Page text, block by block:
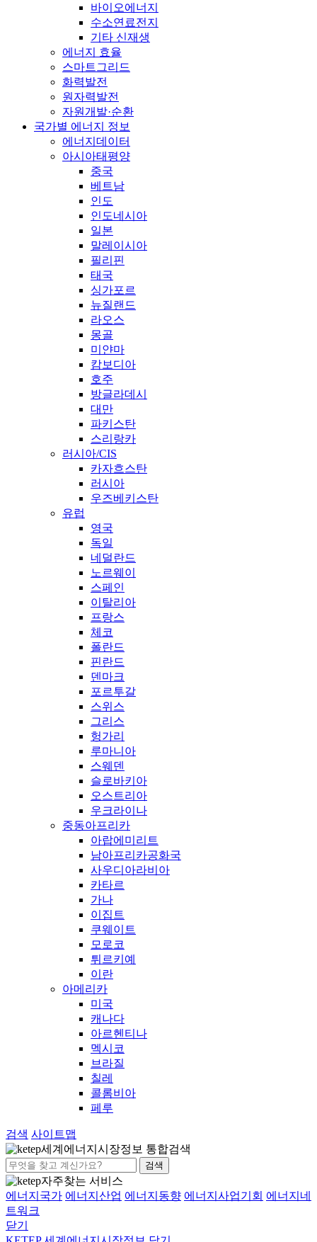
바이오에너지
수소연료전지
기타 신재생
에너지 효율
스마트그리드
화력발전
원자력발전
자원개발·순환
국가별 에너지 정보
에너지데이터
아시아태평양
중국
베트남
인도
인도네시아
일본
말레이시아
필리핀
태국
싱가포르
뉴질랜드
라오스
몽골
미얀마
캄보디아
호주
방글라데시
대만
파키스탄
스리랑카
러시아/CIS
카자흐스탄
러시아
우즈베키스탄
유럽
영국
독일
네덜란드
노르웨이
스페인
이탈리아
프랑스
체코
폴란드
핀란드
덴마크
포르투갈
스위스
그리스
헝가리
루마니아
스웨덴
슬로바키아
오스트리아
우크라이나
중동아프리카
아랍에미리트
남아프리카공화국
사우디아라비아
카타르
가나
이집트
쿠웨이트
모로코
튀르키예
이란
아메리카
미국
캐나다
아르헨티나
멕시코
브라질
칠레
콜롬비아
페루
검색 사이트맵
세계에너지시장정보 통합검색
검색
자주찾는 서비스
에너지국가 에너지산업 에너지동향 에너지사업기회 에너지네
트워크
닫기